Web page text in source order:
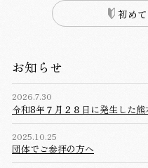
初め
お知らせ
2026.7.30
令和8年７月２８日に発生した
2025.10.25
団体でご参拝の方へ